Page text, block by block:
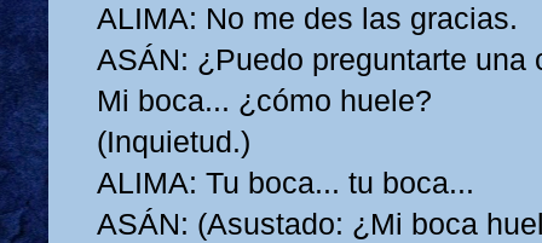
ALIMA: No me des las gracias.
ASÁN: ¿Puedo preguntarte una
Mi boca... ¿cómo huele?
(Inquietud.)
ALIMA: Tu boca... tu boca...
ASÁN: (Asustado: ¿Mi boca